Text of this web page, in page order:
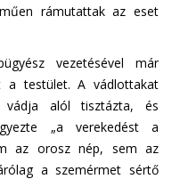
rámutattak az eset
vezetésével már
a testület. A vádlottakat
vádja alól tisztázta, és
„a verekedést a
az orosz nép, sem az
a szemérmet sértő